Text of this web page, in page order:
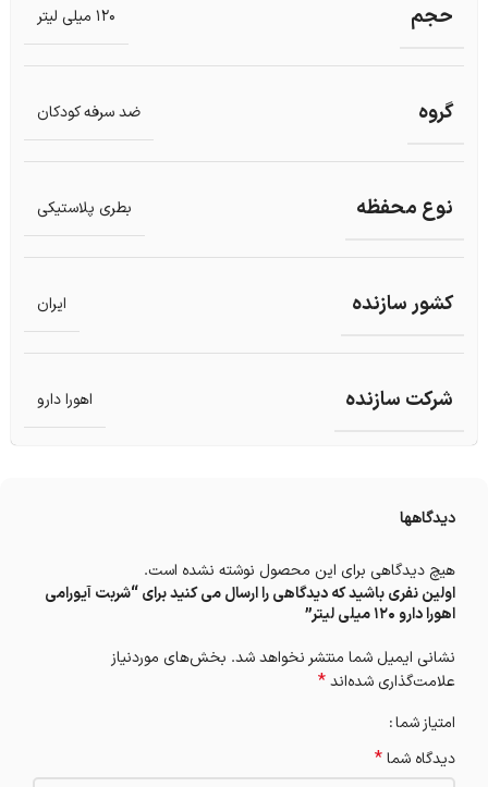
حجم 120 میلی لیتر
گروه ضد سرفه کودکان
نوع محفظه بطری پلاستیکی
کشور سازنده ایران
شرکت سازنده اهورا دارو
دیدگاهها
هیچ دیدگاهی برای این محصول نوشته نشده است.
اولین نفری باشید که دیدگاهی را ارسال می کنید برای “شربت آیورامی
اهورا دارو 120 میلی لیتر”
نشانی ایمیل شما منتشر نخواهد شد. بخش‌های موردنیاز
علامت‌گذاری شده‌اند*
امتیاز شما
دیدگاه شما*